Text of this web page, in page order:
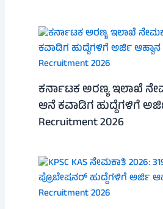
ಕರ್ನಾಟಕ ಅರಣ್ಯ ಇಲಾಖೆ
ಆನೆ ಕವಾಡಿಗ ಹುದ್ದೆಗಳಿಗೆ ಅರ್ಜಿ
Recruitment 2026